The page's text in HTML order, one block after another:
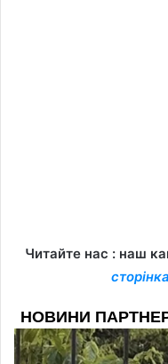
Читайте нас : наш
сторінка